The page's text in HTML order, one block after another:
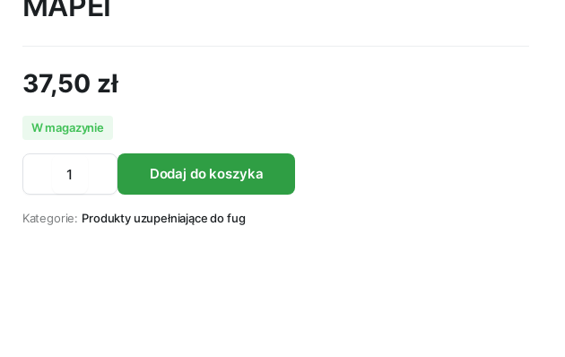
37,50 zł
W magazynie
GUMOWA
DO
FUGOWANIA
MAPEI
Dodaj do koszyka
Kategorie: Produkty uzupełniające do fug